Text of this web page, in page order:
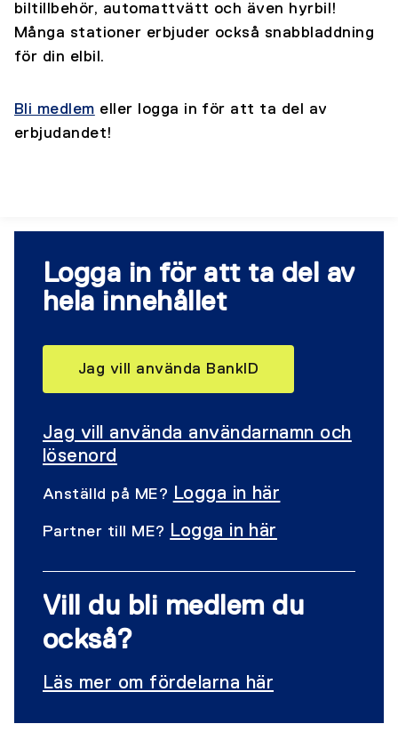
biltillbehör, automattvätt och även hyrbil!
Många stationer erbjuder också snabbladdning
för din elbil.
Bli medlem eller logga in för att ta del av
erbjudandet!
Logga in för att ta del av
hela innehållet
Jag vill använda BankID
Jag vill använda användarnamn och
lösenord
Anställd på ME? Logga in här
Partner till ME? Logga in här
Vill du bli medlem du
också?
Läs mer om fördelarna här